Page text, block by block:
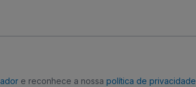
e reconhece a nossa política de privacidade